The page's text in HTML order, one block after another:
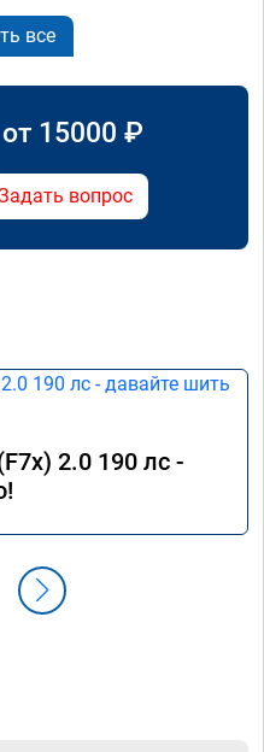
все
15000 ₽
вопрос
2.0 190 лс -